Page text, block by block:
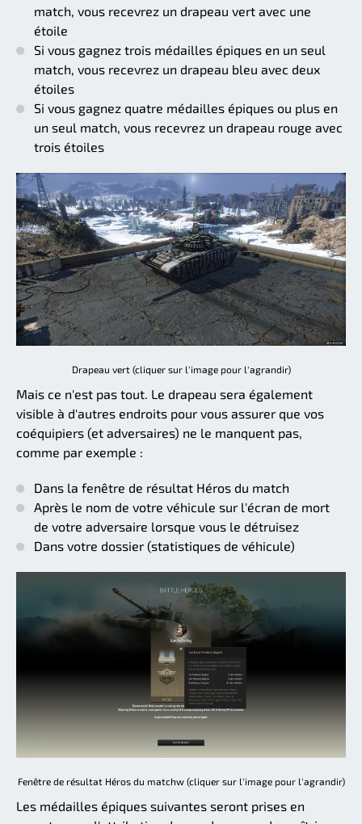
match, vous recevrez un drapeau vert avec une
étoile
Si vous gagnez trois médailles épiques en un seul
match, vous recevrez un drapeau bleu avec deux
étoiles
Si vous gagnez quatre médailles épiques ou plus en
un seul match, vous recevrez un drapeau rouge avec
trois étoiles
Drapeau vert (cliquer sur l'image pour l'agrandir)
Mais ce n'est pas tout. Le drapeau sera également
visible à d'autres endroits pour vous assurer que vos
coéquipiers (et adversaires) ne le manquent pas,
comme par exemple :
Dans la fenêtre de résultat Héros du match
Après le nom de votre véhicule sur l'écran de mort
de votre adversaire lorsque vous le détruisez
Dans votre dossier (statistiques de véhicule)
Fenêtre de résultat Héros du matchw (cliquer sur l'image pour l'agrandir)
Les médailles épiques suivantes seront prises en